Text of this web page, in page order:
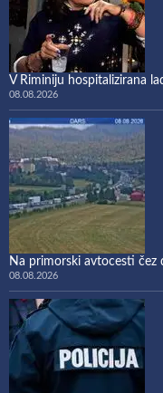
V Riminiju hospitalizirana
08.08.2026
Na primorski avtocesti čez
08.08.2026